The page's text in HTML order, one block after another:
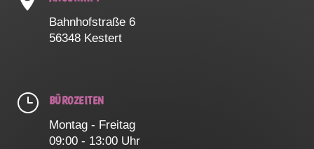
Bahnhofstraße 6
56348 Kestert
}
BÜROZEITEN
Montag - Freitag
09:00 - 13:00 Uhr